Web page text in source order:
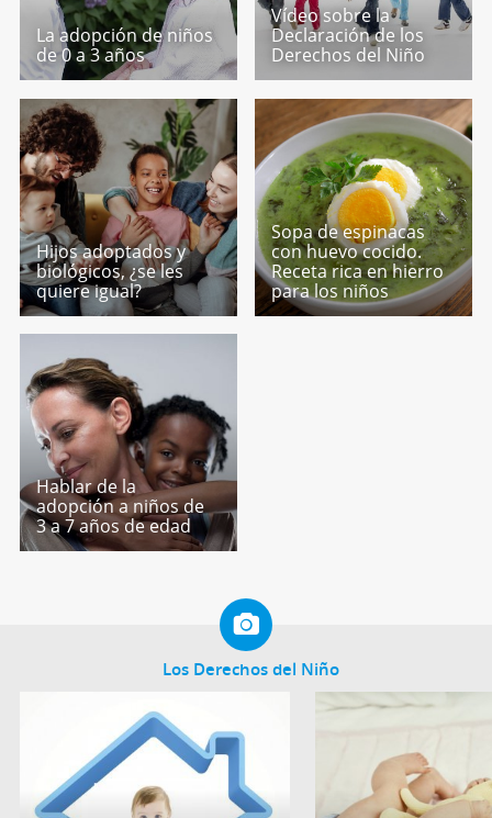
La adopción de niños
de 0 a 3 años
Vídeo sobre la
Declaración de los
Derechos del Niño
Hijos adoptados y
biológicos, ¿se les
quiere igual?
Sopa de espinacas
con huevo cocido.
Receta rica en hierro
para los niños
Hablar de la
adopción a niños de
3 a 7 años de edad
Los Derechos del Niño